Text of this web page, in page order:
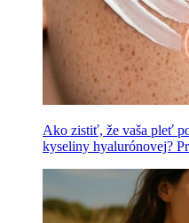
Ako zistiť, že vaša pleť
kyseliny hyalurónovej?